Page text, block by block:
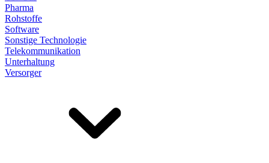
Pharma
Rohstoffe
Software
Sonstige Technologie
Telekommunikation
Unterhaltung
Versorger